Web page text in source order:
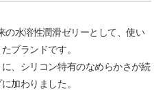
の水溶性潤滑ゼリーとして、使い
ブランドです。
、シリコン特有のなめらかさが続
加わりました。